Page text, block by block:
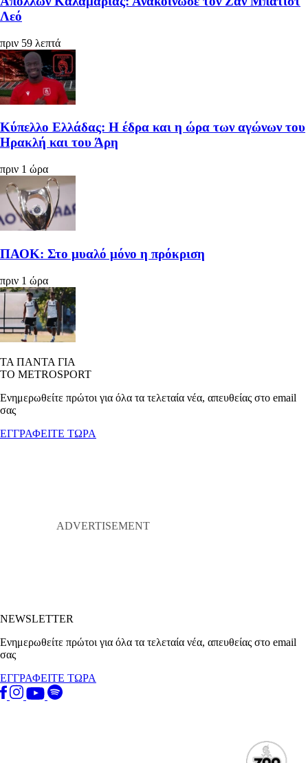
Λεό
πριν 59 λεπτά
Κύπελλο Ελλάδας: Η έδρα και η ώρα των αγώνων του
Ηρακλή και του Άρη
πριν 1 ώρα
ΠΑΟΚ: Στο μυαλό μόνο η πρόκριση
πριν 1 ώρα
ΤΑ ΠΑΝΤΑ ΓΙΑ
ΤΟ METROSPORT
Ενημερωθείτε πρώτοι για όλα τα τελεταία νέα, απευθείας στο email
σας
ΕΓΓΡΑΦΕΙΤΕ ΤΩΡΑ
NEWSLETTER
Ενημερωθείτε πρώτοι για όλα τα τελεταία νέα, απευθείας στο email
σας
ΕΓΓΡΑΦΕΙΤΕ ΤΩΡΑ